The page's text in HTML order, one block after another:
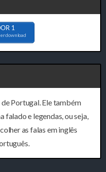
1
download
Portugal. Ele também
falado e legendas, ou seja,
as falas em inglês